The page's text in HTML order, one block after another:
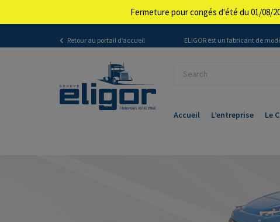
Retour au portail d’accueil ELIGOR est un fabricant de
Accueil L’entreprise Le
Fermeture pour congés d'été du 01/08/